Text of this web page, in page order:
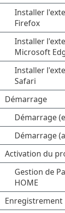
Installer
Firefox
Installer
Microsoft
Installer
Safari
Démarrage
Démarrage
Démarrage
Activation du
Gestion de
HOME
Enregistrement